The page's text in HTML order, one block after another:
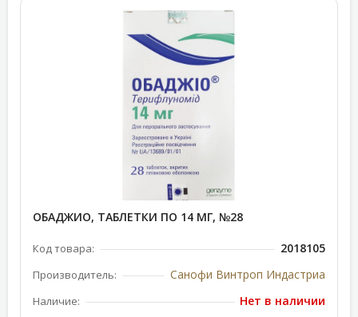
ОБАДЖИО, ТАБЛЕТКИ ПО 14 МГ, №28
Код товара: 2018105
Производитель: Санофи Винтроп Индастриа
Наличие: Нет в наличии